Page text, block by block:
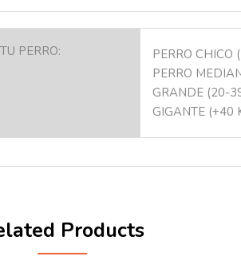
PERRO:
PERRO CHICO
PERRO
GRANDE (20-
GIGANTE (+40
Products